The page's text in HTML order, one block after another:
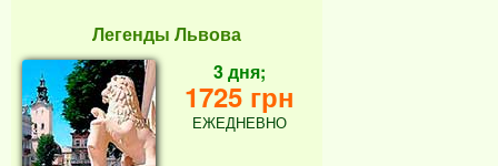
Легенды Львова
3 дня;
1725 грн
ЕЖЕДНЕВНО